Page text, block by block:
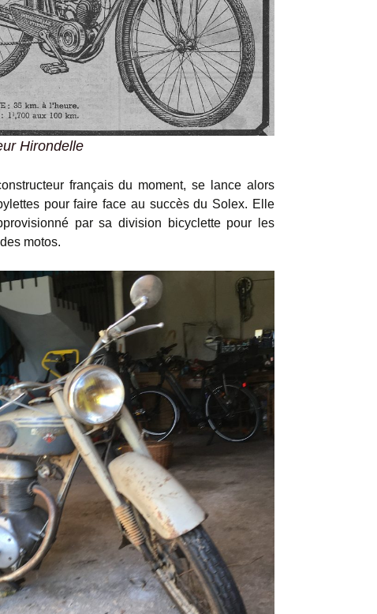
Hirondelle
français du moment, se lance alors
pour faire face au succès du Solex. Elle
par sa division bicyclette pour les
motos.